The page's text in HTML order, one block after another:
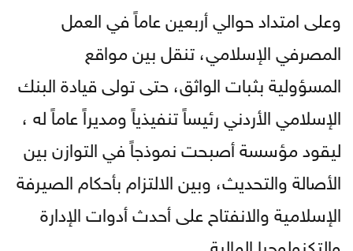
وعلى امتداد حوالي أربعين عاماً في العمل
المصرفي الإسلامي، تنقل بين مواقع
المسؤولية بثبات الواثق، حتى تولى قيادة البنك
الإسلامي الأردني رئيساً تنفيذياً ومديراً عاماً له ،
ليقود مؤسسة أصبحت نموذجاً في التوازن بين
الأصالة والتحديث، وبين الالتزام بأحكام الصيرفة
الإسلامية والانفتاح على أحدث أدوات الإدارة
والتكنولوجيا المالية.